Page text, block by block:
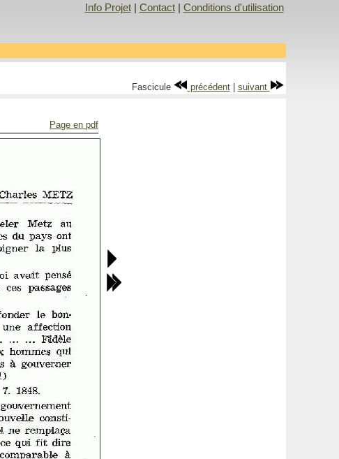
Info Projet| Contact| Conditions d'utilisation
Fascicule précédent| suivant
Page en pdf